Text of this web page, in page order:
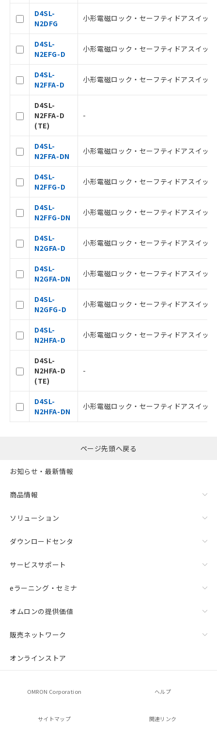
D4SL-
N2DFG
小形電磁ロック・セーフティドアスイッ
D4SL-
N2EFG-D
小形電磁ロック・セーフティドアスイッ
D4SL-
N2FFA-D
小形電磁ロック・セーフティドアスイッ
D4SL-
N2FFA-D
(TE)
-
D4SL-
N2FFA-DN
小形電磁ロック・セーフティドアスイッ
D4SL-
N2FFG-D
小形電磁ロック・セーフティドアスイッ
D4SL-
N2FFG-DN
小形電磁ロック・セーフティドアスイッ
D4SL-
N2GFA-D
小形電磁ロック・セーフティドアスイッ
D4SL-
N2GFA-DN
小形電磁ロック・セーフティドアスイッ
D4SL-
N2GFG-D
小形電磁ロック・セーフティドアスイッ
D4SL-
N2HFA-D
小形電磁ロック・セーフティドアスイッ
D4SL-
N2HFA-D
(TE)
-
D4SL-
N2HFA-DN
小形電磁ロック・セーフティドアスイッ
ページ先頭へ戻る
お知らせ・最新情報
商品情報
ソリューション
ダウンロードセンタ
サービスサポート
eラーニング・セミナ
オムロンの提供価値
販売ネットワーク
オンラインストア
OMRON Corporation ヘルプ
サイトマップ 関連リンク
記
号
○ 一定数以上の在庫あり
△ 一定数には満たないが在庫あり
－
在庫なし(最新の在庫状況につ
いては、お客様のお取引先、ま
機器販売店・当社販売員にご確
認ください)
空
白
情報を公開していない機種
以下の条件をお読みいただき、同意のうえ
ご利用ください。
本サービスは、当社制御機器事業取扱
商品の当社在庫状況および標準価格(税
抜)を提供させていただくものです。
当社制御機器事業取扱商品の中には、
本サービスの対象外となる商品もある
ことをご了承ください。
在庫状況および標準価格照会結果は、
タに基づき作成されるものであり、閲
準価格とは異なる場合があることをご
了承ください。
正式な納期状況および標準価格はお客
様のお取引先、またはお客様担当のオ
ムロン制御機器販売店・当社販売員に
ご相談ください。
オムロン制御機器販売店や当社販売拠
販売ネットワーク
」をご確認
ください。
在庫状況および標準価格結果を当社の
事前の承諾なく第三者に漏洩または開
示しないようお願いします。
マイパーツ機能（部品リスト作成サー
ビス）をご利用いただくには、I-Web
メンバーズにご登録されている必要が
あります。
お客様が当ウェブサイト上で当社にご
登録された部品リストについて、当社
および当社の共同利用者が、当社の製
品・サービスに関するお客様との取
引・商談に必要な範囲で利用すること
をご了承ください。
の共同利用に関して"
指します。